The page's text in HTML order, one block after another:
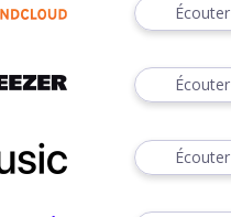
Écouter
Écouter
Écouter